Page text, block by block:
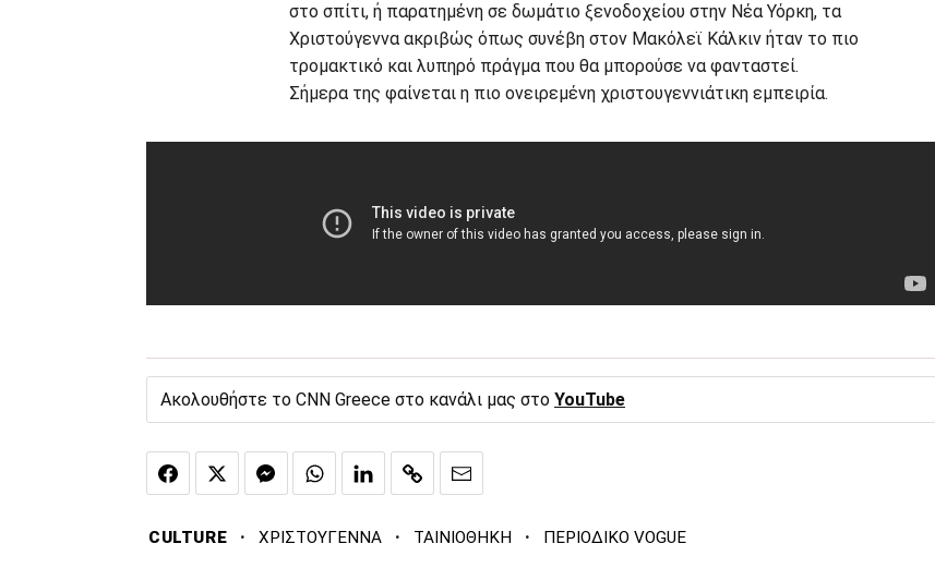
στο σπίτι, ή παρατημένη σε δωμάτιο ξενοδοχείου στην Νέα Υόρκη, τα
Χριστούγεννα ακριβώς όπως συνέβη στον Μακόλεϊ Κάλκιν ήταν το πιο
τρομακτικό και λυπηρό πράγμα που θα μπορούσε να φανταστεί.
Σήμερα της φαίνεται η πιο ονειρεμένη χριστουγεννιάτικη εμπειρία.
Ακολουθήστε το CNN Greece στο κανάλι μας στο YouTube
CULTURE · ΧΡΙΣΤΟΥΓΕΝΝΑ · ΤΑΙΝΙΟΘΗΚΗ · ΠΕΡΙΟΔΙΚΟ VOGUE